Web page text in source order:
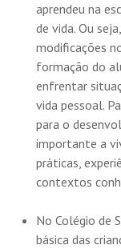
aprendeu na
de vida. Ou
modificações
formação do
enfrentar
vida pessoal.
para o
importante a
práticas,
contextos
No Colégio de
básica das